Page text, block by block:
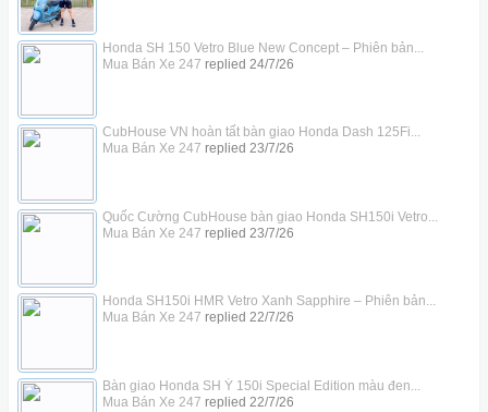
Honda SH 150 Vetro Blue New Concept – Phiên bản...
Mua Bán Xe 247 replied 24/7/26
CubHouse VN hoàn tất bàn giao Honda Dash 125Fi...
Mua Bán Xe 247 replied 23/7/26
Quốc Cường CubHouse bàn giao Honda SH150i Vetro...
Mua Bán Xe 247 replied 23/7/26
Honda SH150i HMR Vetro Xanh Sapphire – Phiên bản...
Mua Bán Xe 247 replied 22/7/26
Bàn giao Honda SH Ý 150i Special Edition màu đen...
Mua Bán Xe 247 replied 22/7/26